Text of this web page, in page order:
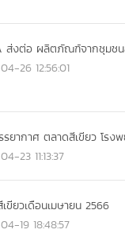
ส่งต่อ ผลิตภัณฑ์จากชุมช
26 12:56:01
ยากาศ ตลาดสีเขียว โรง
23 11:13:37
ขียวเดือนเมษายน 2566
19 18:48:57